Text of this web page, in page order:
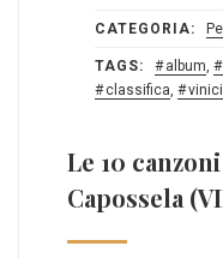
CATEGORIA:
TAGS: album,
classifica,
Le 10
Capossela